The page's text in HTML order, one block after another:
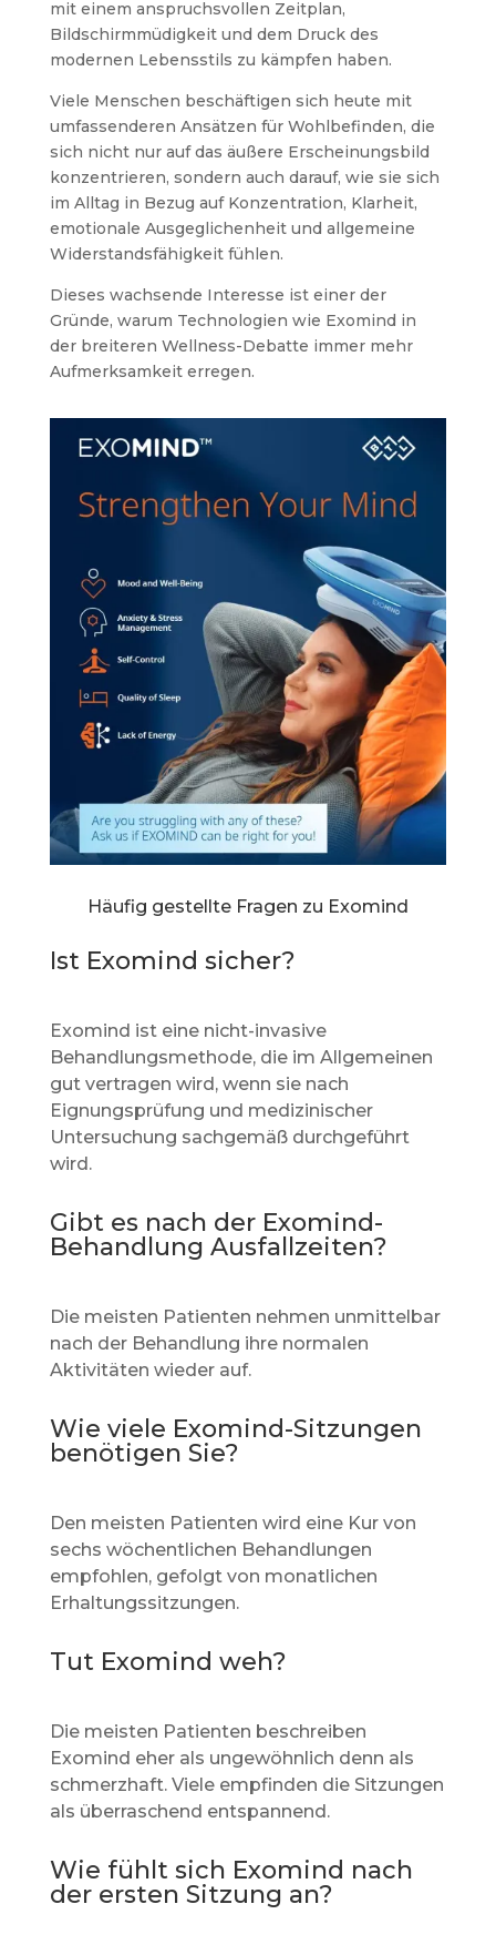
mit einem anspruchsvollen Zeitplan,
Bildschirmmüdigkeit und dem Druck des
modernen Lebensstils zu kämpfen haben.
Viele Menschen beschäftigen sich heute mit
umfassenderen Ansätzen für Wohlbefinden, die
sich nicht nur auf das äußere Erscheinungsbild
konzentrieren, sondern auch darauf, wie sie sich
im Alltag in Bezug auf Konzentration, Klarheit,
emotionale Ausgeglichenheit und allgemeine
Widerstandsfähigkeit fühlen.
Dieses wachsende Interesse ist einer der
Gründe, warum Technologien wie Exomind in
der breiteren Wellness-Debatte immer mehr
Aufmerksamkeit erregen.
Häufig gestellte Fragen zu Exomind
Ist Exomind sicher?
Exomind ist eine nicht-invasive
Behandlungsmethode, die im Allgemeinen
gut vertragen wird, wenn sie nach
Eignungsprüfung und medizinischer
Untersuchung sachgemäß durchgeführt
wird.
Gibt es nach der Exomind-
Behandlung Ausfallzeiten?
Die meisten Patienten nehmen unmittelbar
nach der Behandlung ihre normalen
Aktivitäten wieder auf.
Wie viele Exomind-Sitzungen
benötigen Sie?
Den meisten Patienten wird eine Kur von
sechs wöchentlichen Behandlungen
empfohlen, gefolgt von monatlichen
Erhaltungssitzungen.
Tut Exomind weh?
Die meisten Patienten beschreiben
Exomind eher als ungewöhnlich denn als
schmerzhaft. Viele empfinden die Sitzungen
als überraschend entspannend.
Wie fühlt sich Exomind nach
der ersten Sitzung an?